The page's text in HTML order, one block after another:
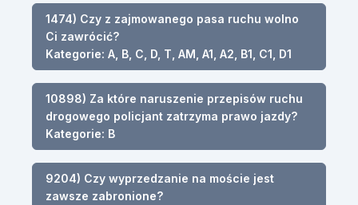
1474) Czy z zajmowanego pasa ruchu wolno
Ci zawrócić?
Kategorie: A, B, C, D, T, AM, A1, A2, B1, C1, D1
10898) Za które naruszenie przepisów ruchu
drogowego policjant zatrzyma prawo jazdy?
Kategorie: B
9204) Czy wyprzedzanie na moście jest
zawsze zabronione?